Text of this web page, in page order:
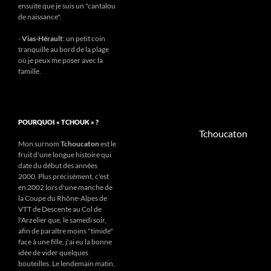
Tchoucaton
ensuite que je suis un "cantalou
de naissance".
-Vias-Hérault: un petit coin
tranquille au bord de la plage
où je peux me poser avec la
famille.
POURQUOI « TCHOUK » ?
Mon surnom Tchoucatonest le
fruit d'une longue histoire qui
date du début des années
2000. Plus précisément, c'est
en 2002 lors d'une manche de
la Coupe du Rhône-Alpes de
VTT de Descente au Col de
l'Arzelier que, le samedi soir,
afin de paraître moins "timide"
face à une fille, j'ai eu la bonne
idée de vider quelques
bouteilles. Le lendemain matin,